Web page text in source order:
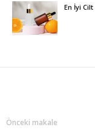
En İyi
Önceki makale